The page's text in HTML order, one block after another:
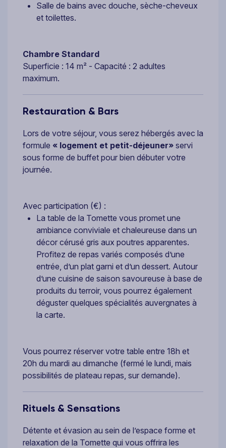
Salle de bains avec douche, sèche-cheveux
et toilettes.
Chambre Standard
Superficie : 14 m² - Capacité : 2 adultes
maximum.
Restauration & Bars
Lors de votre séjour, vous serez hébergés avec la
formule « logement et petit-déjeuner» servi
sous forme de buffet pour bien débuter votre
journée.
Avec participation (€) :
La table de la Tomette vous promet une
ambiance conviviale et chaleureuse dans un
décor cérusé gris aux poutres apparentes.
Profitez de repas variés composés d’une
entrée, d’un plat garni et d’un dessert. Autour
d’une cuisine de saison savoureuse à base de
produits du terroir, vous pourrez également
déguster quelques spécialités auvergnates à
la carte.
Vous pourrez réserver votre table entre 18h et
20h du mardi au dimanche (fermé le lundi, mais
possibilités de plateau repas, sur demande).
Rituels & Sensations
Détente et évasion au sein de l’espace forme et
relaxation de la Tomette qui vous offrira les